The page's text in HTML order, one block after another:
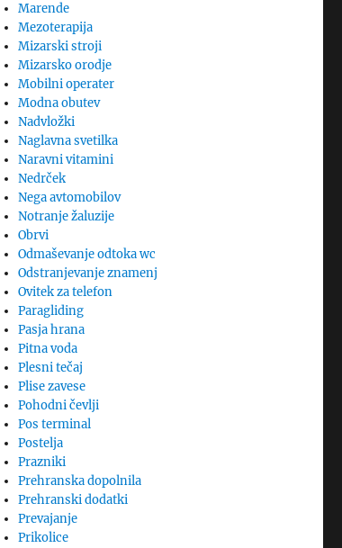
Marende
Mezoterapija
Mizarski stroji
Mizarsko orodje
Mobilni operater
Modna obutev
Nadvložki
Naglavna svetilka
Naravni vitamini
Nedrček
Nega avtomobilov
Notranje žaluzije
Obrvi
Odmaševanje odtoka wc
Odstranjevanje znamenj
Ovitek za telefon
Paragliding
Pasja hrana
Pitna voda
Plesni tečaj
Plise zavese
Pohodni čevlji
Pos terminal
Postelja
Prazniki
Prehranska dopolnila
Prehranski dodatki
Prevajanje
Prikolice